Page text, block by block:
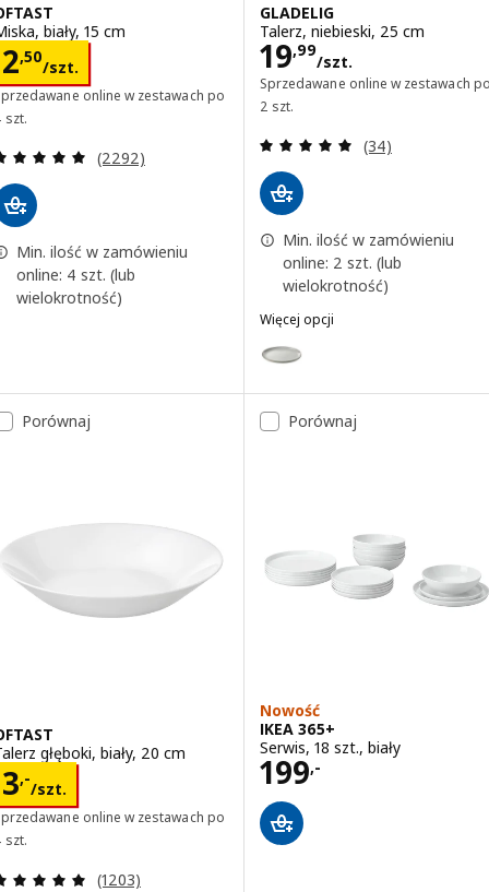
biały, 15 cm
2,50
/szt.2,50/szt.
online w zestawach po
szt.
Recenzja: 4.9 z 5 gwiazdki. Łączna liczba recenzji:
(2292)
Min. ilość w zamówieniu
online: 4 szt. (lub
wielokrotność)
GLADELIG
Talerz, niebieski, 25 cm
19,99
/szt.
Cena 19,99/szt.
Sprzedawane online w zestawach
2 szt.
Recenzja: 4.9
(34)
Min. ilość w zamówieniu
online: 2 szt. (lub
wielokrotność)
Więcej opcji
Wariant: GLADELIG, Talerz,
Wariant: GLADELIG, Talerz,
Porównaj
głęboki, biały, 20 cm
3,-
/szt. 3,-/szt.
online w zestawach po
szt.
Recenzja: 4.9 z 5 gwiazdki. Łączna liczba recenzji:
(1203)
Porównaj
Nowość
IKEA 365+
Serwis, 18 szt., biały
199,-
Cena 199,-